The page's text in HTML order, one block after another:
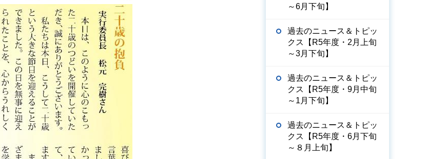
～6月下旬】
過去のニュース＆トピッ
クス【R5年度・2月上旬
～3月下旬】
過去のニュース＆トピッ
クス【R5年度・9月中旬
～1月下旬】
過去のニュース＆トピッ
クス【R5年度・6月下旬
～８月上旬】